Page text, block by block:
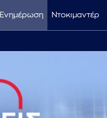
Ενημέρωση Ντοκιμαντέρ